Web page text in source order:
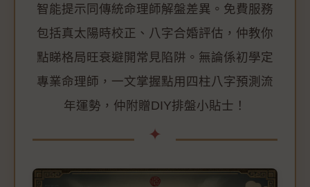
智能提示同傳統命理師解盤差異。免費服務
包括真太陽時校正、八字合婚評估，仲教你
點睇格局旺衰避開常見陷阱。無論係初學定
專業命理師，一文掌握點用四柱八字預測流
年運勢，仲附贈DIY排盤小貼士！